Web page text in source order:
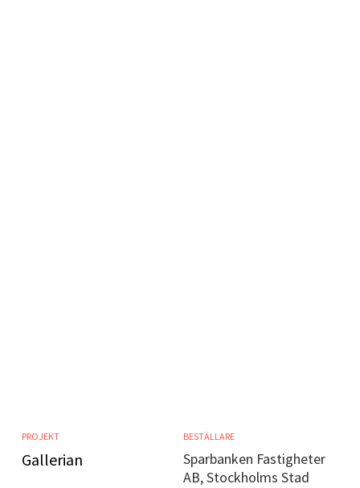
PROJEKT
Gallerian
BESTÄLLARE
Sparbanken Fastigheter
AB, Stockholms Stad